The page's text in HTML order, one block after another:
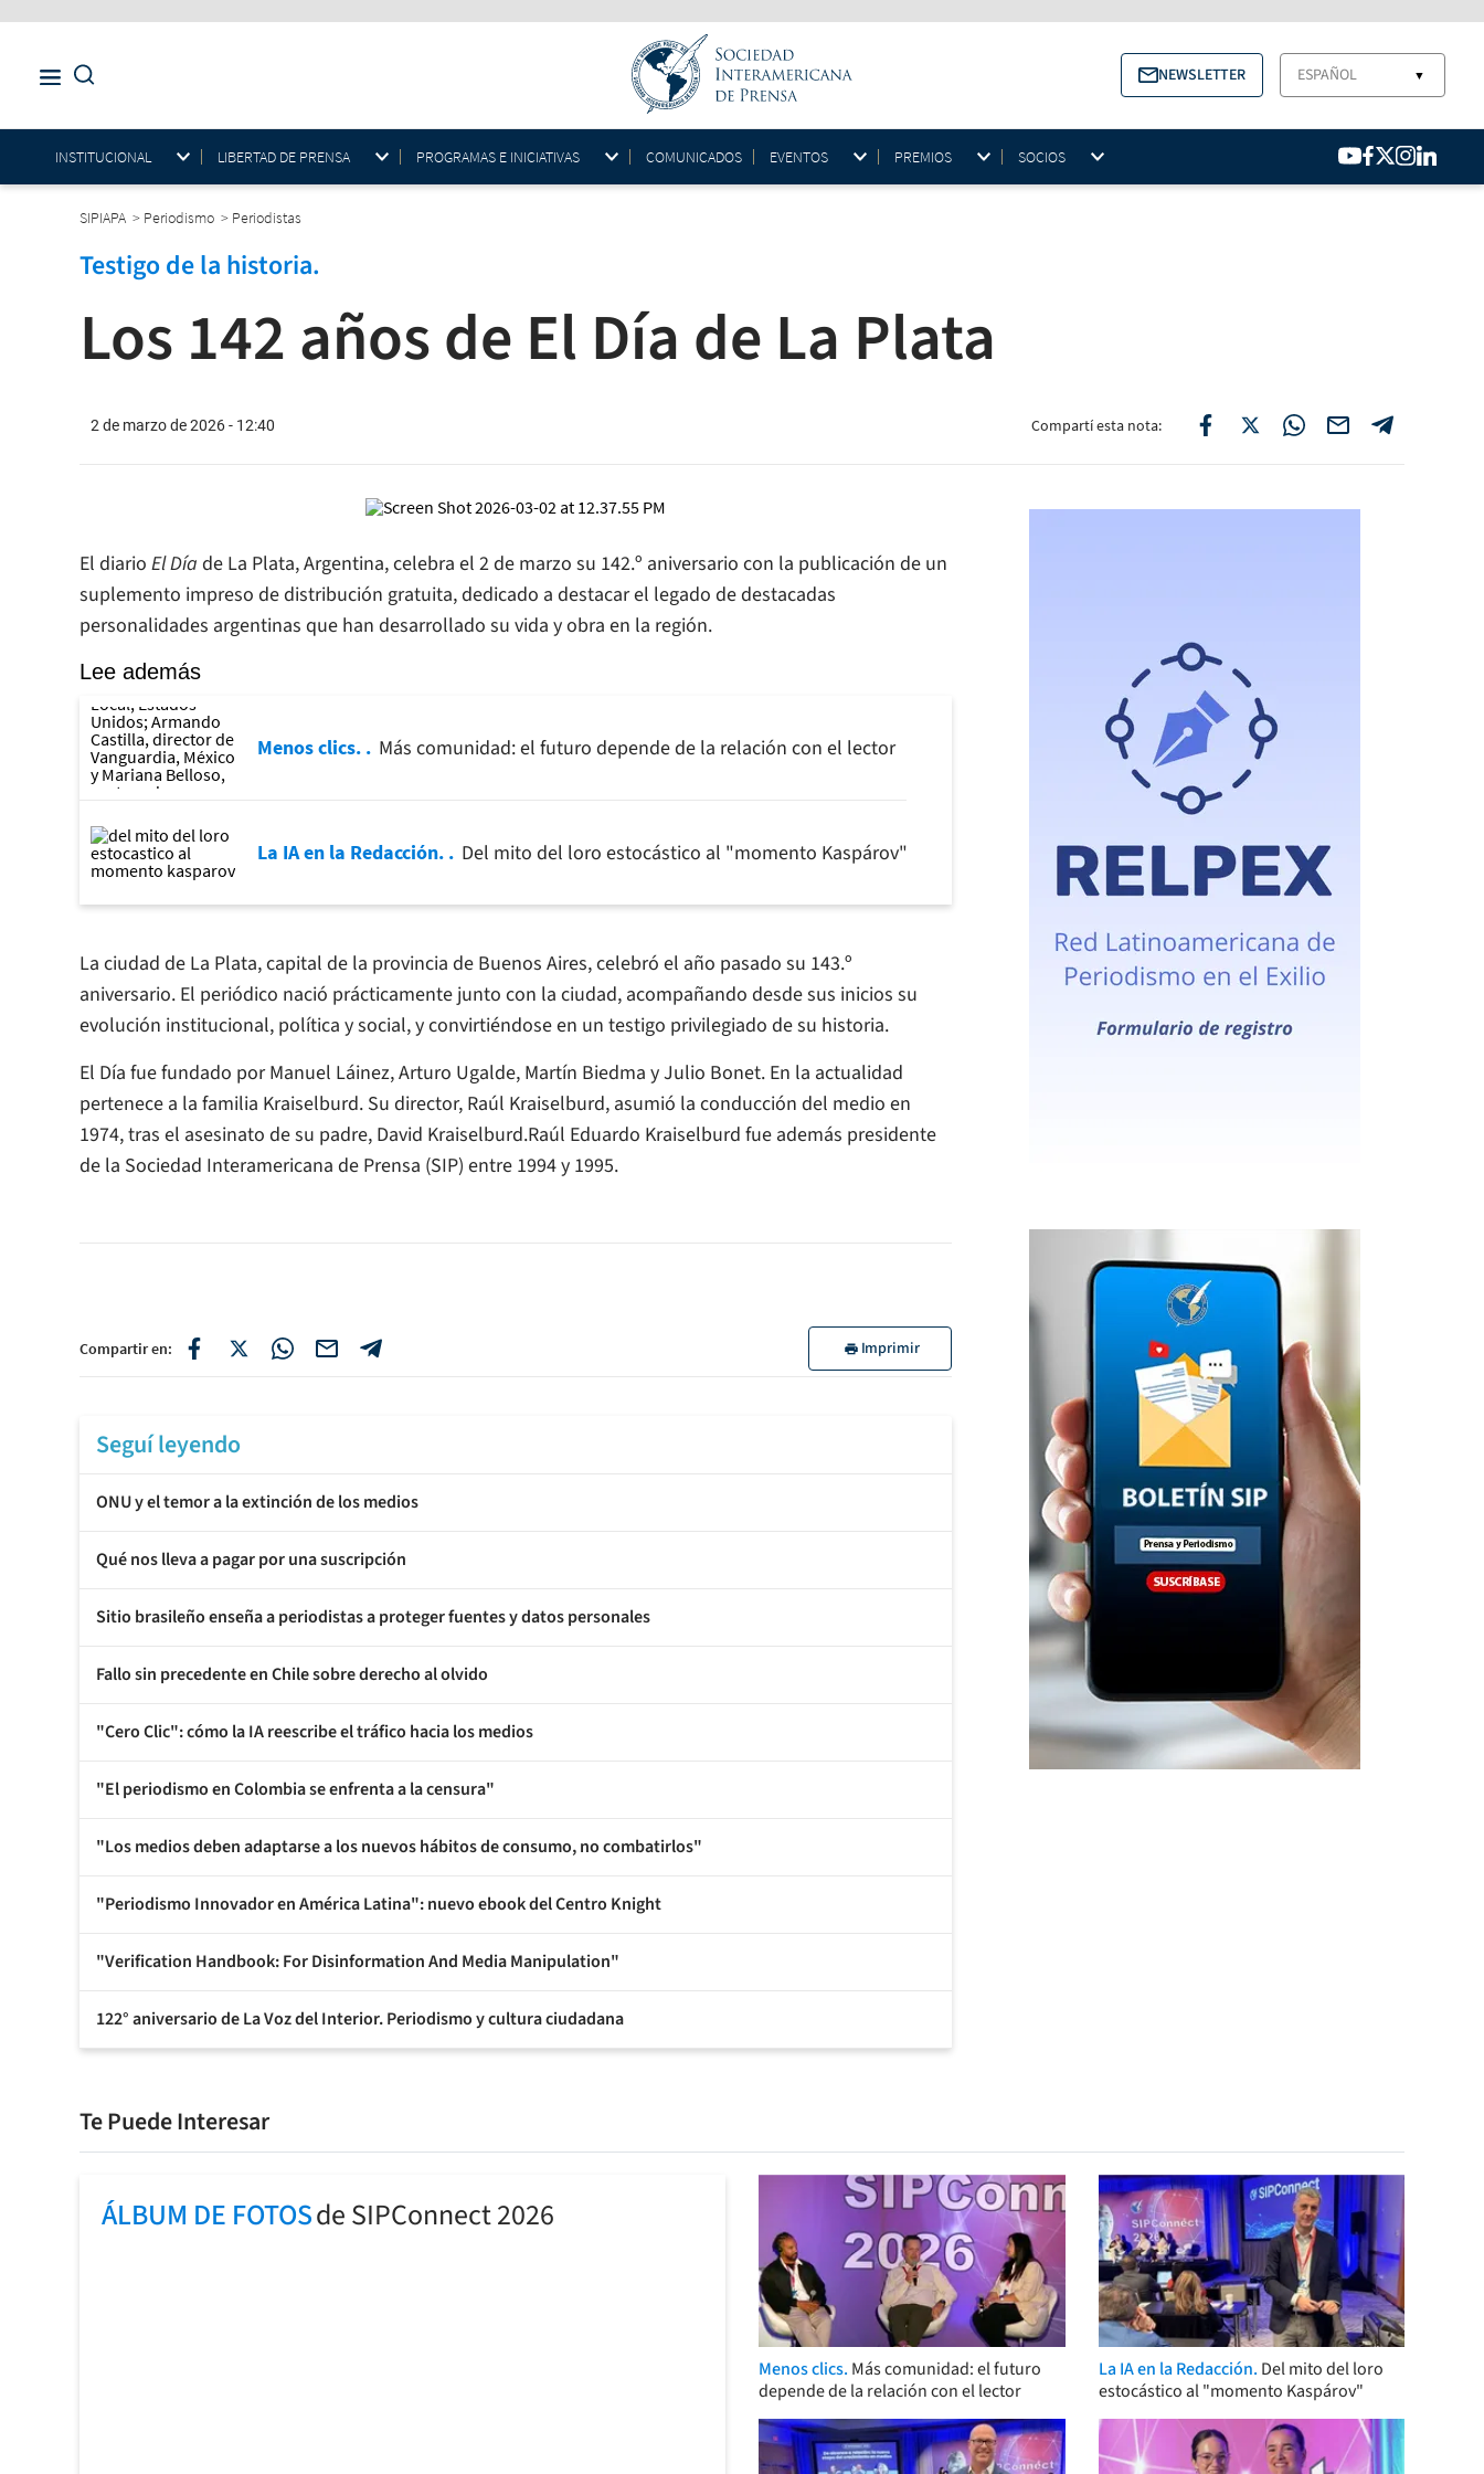
NEWSLETTER ESPAÑOL ▼
INSTITUCIONAL LIBERTAD DE PRENSA PROGRAMAS E INICIATIVAS COMUNICADOS EVENTOS PREMIOS SOCIOS
SIPIAPA > Periodismo > Periodistas
Testigo de la historia.
Los 142 años de El Día de La Plata
2 de marzo de 2026 - 12:40 Compartí esta nota:
El diario El Día de La Plata, Argentina, celebra el 2 de marzo su 142.º aniversario con la publicación de un
suplemento impreso de distribución gratuita, dedicado a destacar el legado de destacadas
personalidades argentinas que han desarrollado su vida y obra en la región.
Lee además
Menos clics. Más comunidad: el futuro depende de la relación con el lector
La IA en la Redacción. Del mito del loro estocástico al "momento Kaspárov"
La ciudad de La Plata, capital de la provincia de Buenos Aires, celebró el año pasado su 143.º
aniversario. El periódico nació prácticamente junto con la ciudad, acompañando desde sus inicios su
evolución institucional, política y social, y convirtiéndose en un testigo privilegiado de su historia.
El Día fue fundado por Manuel Láinez, Arturo Ugalde, Martín Biedma y Julio Bonet. En la actualidad
pertenece a la familia Kraiselburd. Su director, Raúl Kraiselburd, asumió la conducción del medio en
1974, tras el asesinato de su padre, David Kraiselburd.Raúl Eduardo Kraiselburd fue además presidente
de la Sociedad Interamericana de Prensa (SIP) entre 1994 y 1995.
Compartir en: Imprimir
Seguí leyendo
ONU y el temor a la extinción de los medios
Qué nos lleva a pagar por una suscripción
Sitio brasileño enseña a periodistas a proteger fuentes y datos personales
Fallo sin precedente en Chile sobre derecho al olvido
"Cero Clic": cómo la IA reescribe el tráfico hacia los medios
"El periodismo en Colombia se enfrenta a la censura"
"Los medios deben adaptarse a los nuevos hábitos de consumo, no combatirlos"
"Periodismo Innovador en América Latina": nuevo ebook del Centro Knight
"Verification Handbook: For Disinformation And Media Manipulation"
122° aniversario de La Voz del Interior. Periodismo y cultura ciudadana
Te Puede Interesar
ÁLBUM DE FOTOSde SIPConnect 2026
Menos clics. Más comunidad: el futuro
depende de la relación con el lector
La IA en la Redacción. Del mito del loro
estocástico al "momento Kaspárov"